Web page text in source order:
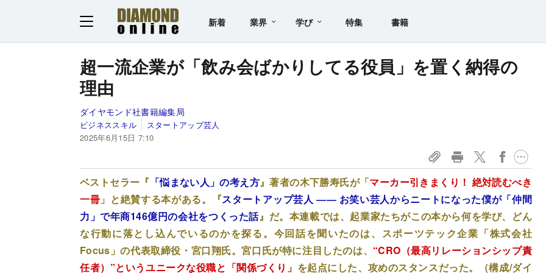
新着 業界 学び 特集 書籍
超一流企業が「飲み会ばかりしてる役員」を置く納得の
理由
ダイヤモンド社書籍編集局
ビジネススキル
スタートアップ芸人
2025年6月15日 7:10
ベストセラー『 「悩まない人」の考え方』著者の木下勝寿氏が「マーカー引きまくり！ 絶対読むべき
一冊 」と絶賛する本がある。『スタートアップ芸人 ―― お笑い芸人からニートになった僕が「仲間
力」で年商146億円の会社をつくった話』だ。本連載では、起業家たちがこの本から何を学び、どん
な行動に落とし込んでいるのかを探る。今回話を聞いたのは、スポーツテック企業「株式会社
Focus」の代表取締役・宮口翔氏。宮口氏が特に注目したのは、 “CRO（最高リレーションシップ責
任者）”というユニークな役職と「関係づくり」 を起点にした、攻めのスタンスだった。（構成/ダイ